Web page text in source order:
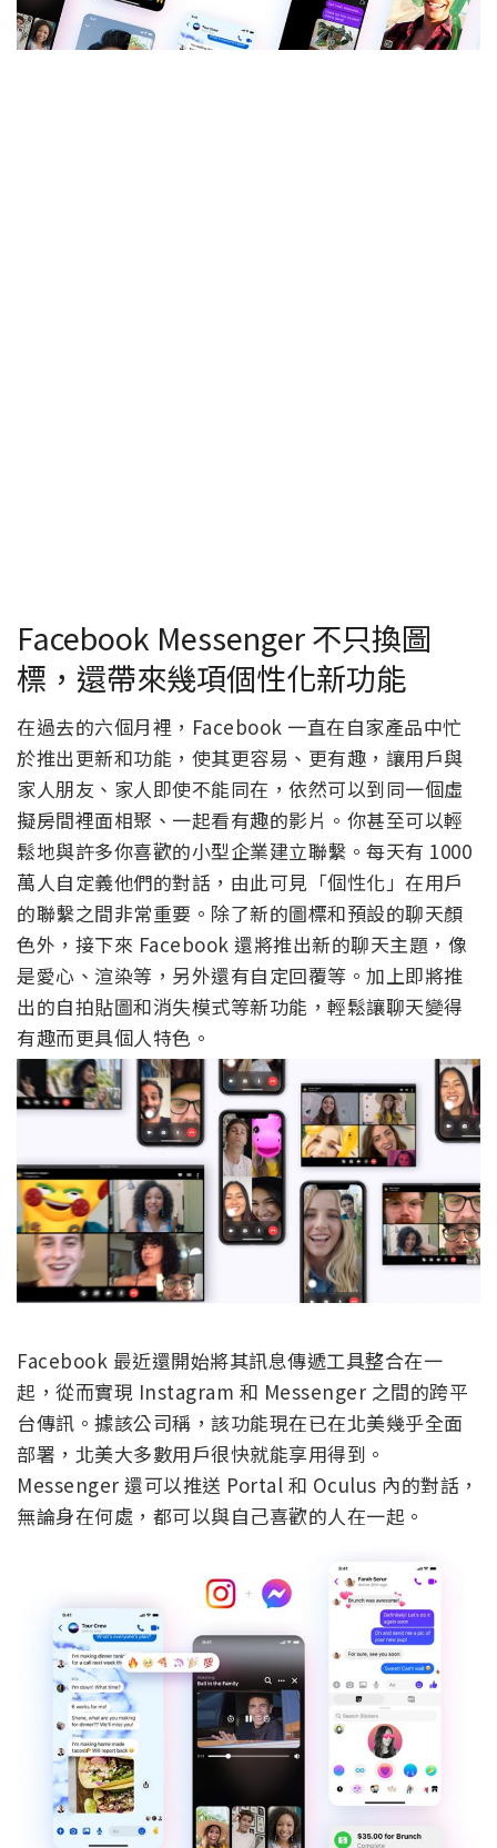
Facebook Messenger 不只換圖
標，還帶來幾項個性化新功能
在過去的六個月裡，Facebook 一直在自家產品中忙
於推出更新和功能，使其更容易、更有趣，讓用戶與
家人朋友、家人即使不能同在，依然可以到同一個虛
擬房間裡面相聚、一起看有趣的影片。你甚至可以輕
鬆地與許多你喜歡的小型企業建立聯繫。每天有 1000
萬人自定義他們的對話，由此可見「個性化」在用戶
的聯繫之間非常重要。除了新的圖標和預設的聊天顏
色外，接下來 Facebook 還將推出新的聊天主題，像
是愛心、渲染等，另外還有自定回覆等。加上即將推
出的自拍貼圖和消失模式等新功能，輕鬆讓聊天變得
有趣而更具個人特色。
Facebook 最近還開始將其訊息傳遞工具整合在一
起，從而實現 Instagram 和 Messenger 之間的跨平
台傳訊。據該公司稱，該功能現在已在北美幾乎全面
部署，北美大多數用戶很快就能享用得到。
Messenger 還可以推送 Portal 和 Oculus 內的對話，
無論身在何處，都可以與自己喜歡的人在一起。